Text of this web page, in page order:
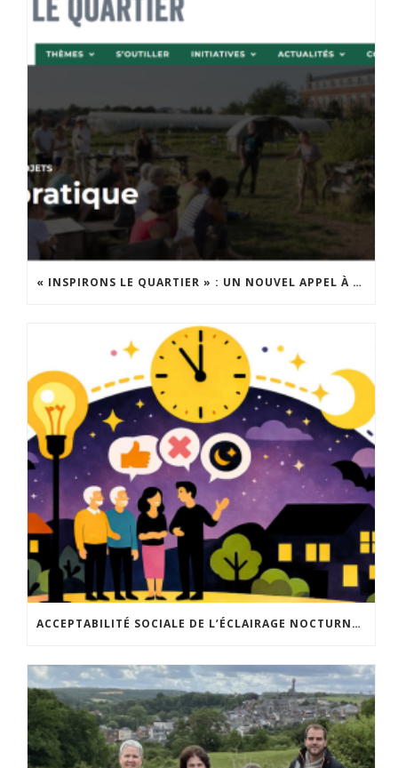
« INSPIRONS LE QUARTIER » : UN NOUVEL APPEL À PROJETS EST LANCÉ !
ACCEPTABILITÉ SOCIALE DE L’ÉCLAIRAGE NOCTURNE : LE REPLAY EST DISPONIBLE